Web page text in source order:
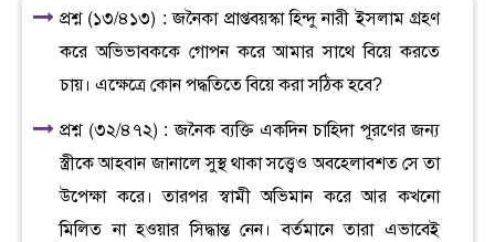
প্রশ্ন (১৩/৪১৩) : জনৈকা প্রাপ্তবয়স্কা হিন্দু নারী ইসলাম গ্রহণ
করে অভিভাবককে গোপন করে আমার সাথে বিয়ে করতে
চায়। এক্ষেত্রে কোন পদ্ধতিতে বিয়ে করা সঠিক হবে?
প্রশ্ন (৩২/৪৭২) : জনৈক ব্যক্তি একদিন চাহিদা পূরণের জন্য
স্ত্রীকে আহবান জানালে সুস্থ থাকা সত্ত্বেও অবহেলাবশত সে তা
উপেক্ষা করে। তারপর স্বামী অভিমান করে আর কখনো
মিলিত না হওয়ার সিদ্ধান্ত নেন। বর্তমানে তারা এভাবেই